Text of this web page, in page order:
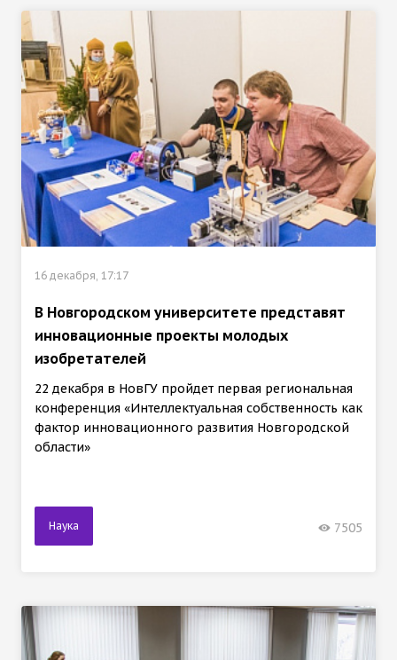
16 декабря, 17:17
В Новгородском университете представят
инновационные проекты молодых
изобретателей
22 декабря в НовГУ пройдет первая региональная
конференция «Интеллектуальная собственность как
фактор инновационного развития Новгородской
области»
Наука 7505